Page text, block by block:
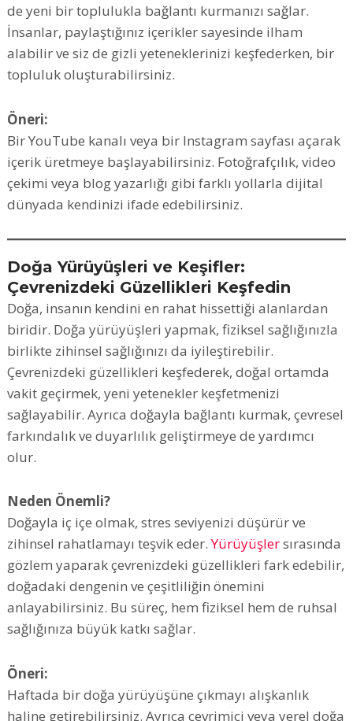
de yeni bir toplulukla bağlantı kurmanızı sağlar.
İnsanlar, paylaştığınız içerikler sayesinde ilham
alabilir ve siz de gizli yeteneklerinizi keşfederken, bir
topluluk oluşturabilirsiniz.
Öneri:
Bir YouTube kanalı veya bir Instagram sayfası açarak
içerik üretmeye başlayabilirsiniz. Fotoğrafçılık, video
çekimi veya blog yazarlığı gibi farklı yollarla dijital
dünyada kendinizi ifade edebilirsiniz.
Doğa Yürüyüşleri ve Keşifler:
Çevrenizdeki Güzellikleri Keşfedin
Doğa, insanın kendini en rahat hissettiği alanlardan
biridir. Doğa yürüyüşleri yapmak, fiziksel sağlığınızla
birlikte zihinsel sağlığınızı da iyileştirebilir.
Çevrenizdeki güzellikleri keşfederek, doğal ortamda
vakit geçirmek, yeni yetenekler keşfetmenizi
sağlayabilir. Ayrıca doğayla bağlantı kurmak, çevresel
farkındalık ve duyarlılık geliştirmeye de yardımcı
olur.
Neden Önemli?
Doğayla iç içe olmak, stres seviyenizi düşürür ve
zihinsel rahatlamayı teşvik eder.Yürüyüşlersırasında
gözlem yaparak çevrenizdeki güzellikleri fark edebilir,
doğadaki dengenin ve çeşitliliğin önemini
anlayabilirsiniz. Bu süreç, hem fiziksel hem de ruhsal
sağlığınıza büyük katkı sağlar.
Öneri:
Haftada bir doğa yürüyüşüne çıkmayı alışkanlık
haline getirebilirsiniz. Ayrıca çevrimiçi veya yerel doğa